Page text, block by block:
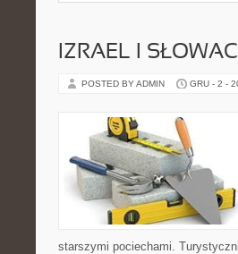
IZRAEL I
POSTED BY ADMIN GRU - 2 -
starszymi pociechami.